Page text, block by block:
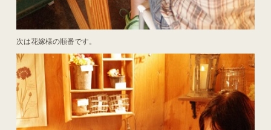
次は花嫁様の順番です。